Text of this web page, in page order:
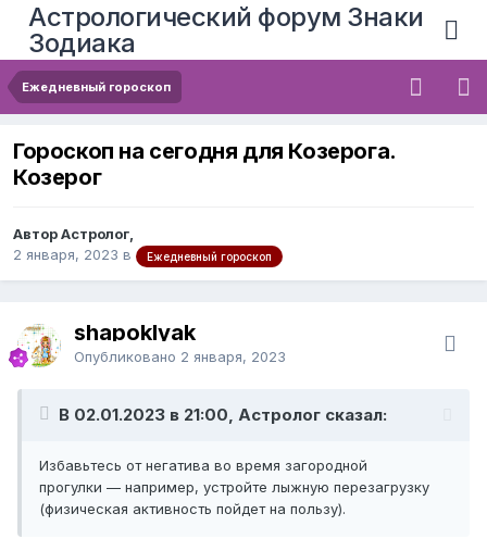
Астрологический форум Знаки
Зодиака
Ежедневный гороскоп
Гороскоп на сегодня для Козерога.
Козерог
Автор Астролог,
2 января, 2023 в Ежедневный гороскоп
shapoklyak
Опубликовано 2 января, 2023
В 02.01.2023 в 21:00, Астролог сказал:
Избавьтесь от негатива во время загородной
прогулки — например, устройте лыжную перезагрузку
(физическая активность пойдет на пользу).